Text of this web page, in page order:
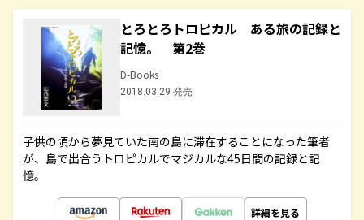
とろとろトロピカル ある旅の記録と
記憶。 第2巻
D-Books
2018.03.29 発売
子供の頃から夢見ていた南の島に滞在することになった筆者
が、島で出合うトロピカルでマジカルな45日間の記録と記
憶。
詳細を見る